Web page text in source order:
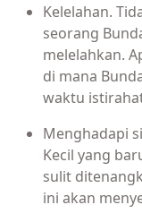
Kelelahan.
seorang
melelahkan.
di mana
waktu
Menghadapi
Kecil yang
sulit
ini akan